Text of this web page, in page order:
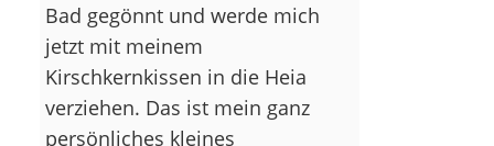
Bad gegönnt und werde mich
jetzt mit meinem
Kirschkernkissen in die Heia
verziehen. Das ist mein ganz
persönliches kleines